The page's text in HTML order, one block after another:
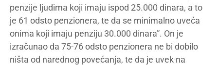
penzije ljudima koji imaju ispod 25.000 dinara, a to
je 61 odsto penzionera, te da se minimalno uveća
onima koji imaju penziju 30.000 dinara”. On je
izračunao da 75-76 odsto penzionera ne bi dobilo
ništa od narednog povećanja, te da je uvek na